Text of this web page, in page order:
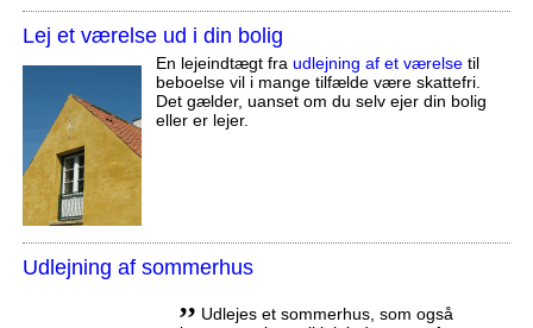
Lej et værelse ud i din bolig
En lejeindtægt fra udlejning af et værelsetil
beboelse vil i mange tilfælde være skattefri.
Det gælder, uanset om du selv ejer din bolig
eller er lejer.
Udlejning af sommerhus
,, Udlejes et sommerhus, som også